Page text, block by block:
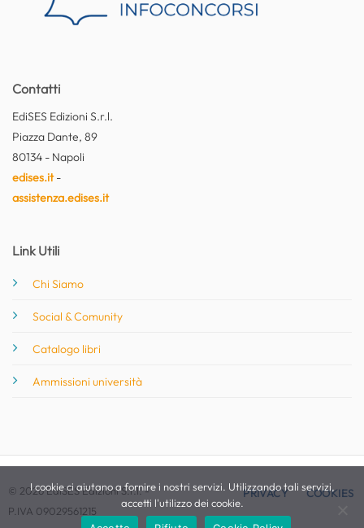
Contatti
EdiSES Edizioni S.r.l.
Piazza Dante, 89
80134 - Napoli
edises.it-
assistenza.edises.it
Link Utili
Chi Siamo
Social & Comunity
Catalogo libri
Ammissioni università
© 2026 EdiSES Edizioni S.r.l. -
P.IVA 09029561215
PRIVACY COOKIES
I cookie ci aiutano a fornire i nostri servizi. Utilizzando tali servizi,
accetti l'utilizzo dei cookie.